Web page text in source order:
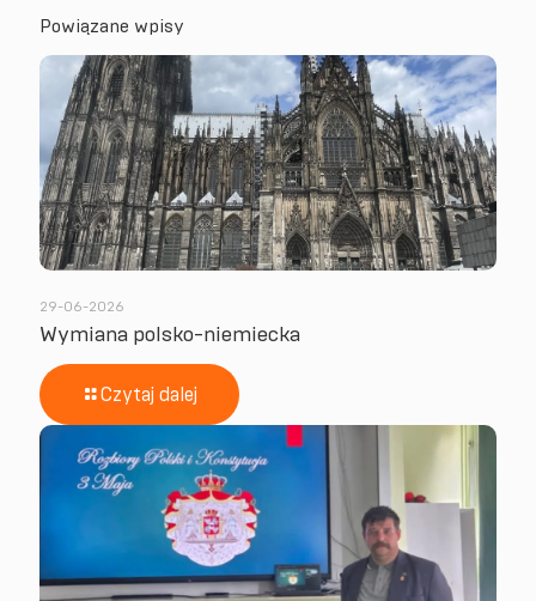
Powiązane wpisy
29-06-2026
Wymiana polsko-niemiecka
Czytaj dalej